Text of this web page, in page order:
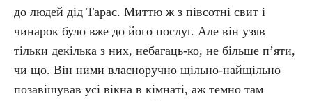
до людей дід Тарас. Миттю ж з півсотні свит і
чинарок було вже до його послуг. Але він узяв
тільки декілька з них, небагаць-ко, не більше п’яти,
чи що. Він ними власноручно щільно-найщільно
позавішував усі вікна в кімнаті, аж темно там